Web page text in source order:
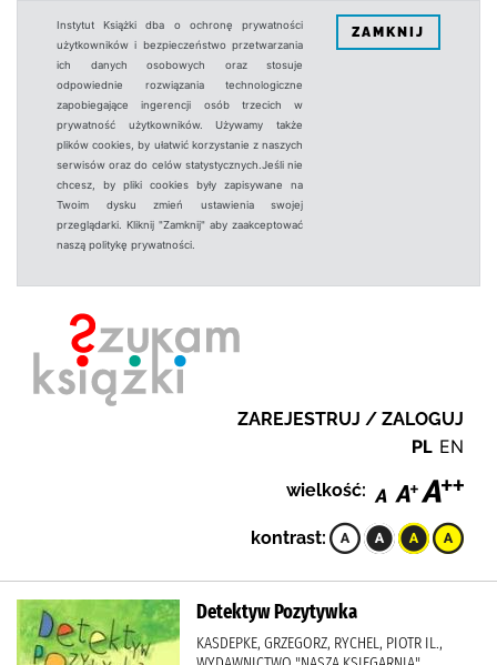
Instytut Książki dba o ochronę prywatności
użytkowników i bezpieczeństwo przetwarzania
ich danych osobowych oraz stosuje
odpowiednie rozwiązania technologiczne
zapobiegające ingerencji osób trzecich w
prywatność użytkowników. Używamy także
plików cookies, by ułatwić korzystanie z naszych
serwisów oraz do celów statystycznych.Jeśli nie
chcesz, by pliki cookies były zapisywane na
Twoim dysku zmień ustawienia swojej
przeglądarki. Kliknij "Zamknij" aby zaakceptować
naszą politykę prywatności.
ZAMKNIJ
ZAREJESTRUJ / ZALOGUJ
PL EN
wielkość:
kontrast:
Detektyw Pozytywka
KASDEPKE, GRZEGORZ, RYCHEL, PIOTR IL.,